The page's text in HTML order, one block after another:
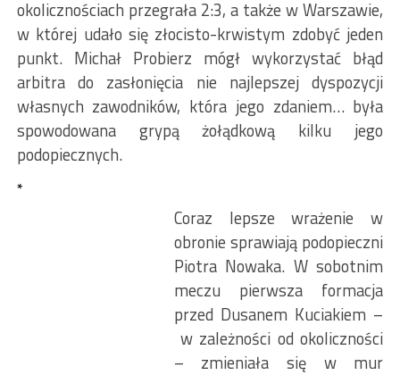
okolicznościach przegrała 2:3, a także w Warszawie,
w której udało się złocisto-krwistym zdobyć jeden
punkt. Michał Probierz mógł wykorzystać błąd
arbitra do zasłonięcia nie najlepszej dyspozycji
własnych zawodników, która jego zdaniem… była
spowodowana grypą żołądkową kilku jego
podopiecznych.
*
Coraz lepsze wrażenie w
obronie sprawiają podopieczni
Piotra Nowaka. W sobotnim
meczu pierwsza formacja
przed Dusanem Kuciakiem –
w zależności od okoliczności
– zmieniała się w mur